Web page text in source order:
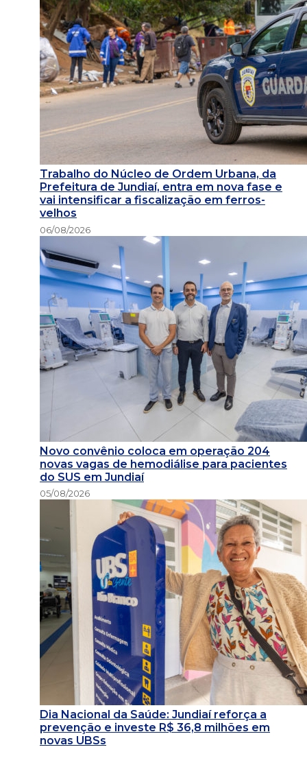
Trabalho do Núcleo de Ordem Urbana, da
Prefeitura de Jundiaí, entra em nova fase e
vai intensificar a fiscalização em ferros-
velhos
06/08/2026
Novo convênio coloca em operação 204
novas vagas de hemodiálise para pacientes
do SUS em Jundiaí
05/08/2026
Dia Nacional da Saúde: Jundiaí reforça a
prevenção e investe R$ 36,8 milhões em
novas UBSs